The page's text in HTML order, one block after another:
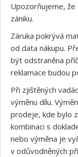
Upozorňujeme,
zániku.
Záruka pokrývá
od data nákupu.
být odstraněna
reklamace budou
Při zjištěných
výměnu dílu.
prodeje, kde bylo
kombinaci s
nebo výměna je
v odůvodněných